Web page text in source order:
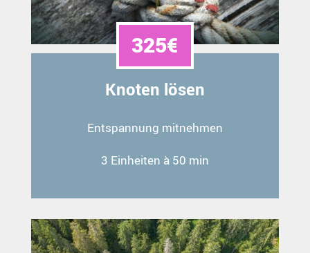
325€
Knoten lösen
Entspannung mitnehmen
3 Einheiten à 50 min